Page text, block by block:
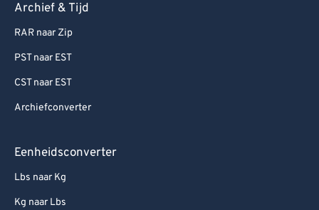
Archief & Tijd
RAR naar Zip
PST naar EST
CST naar EST
Archiefconverter
Eenheidsconverter
Lbs naar Kg
Kg naar Lbs